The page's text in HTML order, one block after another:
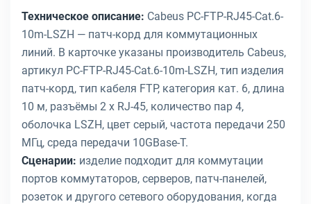
Техническое описание: Cabeus PC-FTP-RJ45-Cat.6-
10m-LSZH — патч-корд для коммутационных
линий. В карточке указаны производитель Cabeus,
артикул PC-FTP-RJ45-Cat.6-10m-LSZH, тип изделия
патч-корд, тип кабеля FTP, категория кат. 6, длина
10 м, разъёмы 2 x RJ-45, количество пар 4,
оболочка LSZH, цвет серый, частота передачи 250
МГц, среда передачи 10GBase-T.
Сценарии: изделие подходит для коммутации
портов коммутаторов, серверов, патч-панелей,
розеток и другого сетевого оборудования, когда